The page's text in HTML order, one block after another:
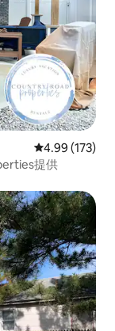
平均评分 4.99
4.99 (173)
提供